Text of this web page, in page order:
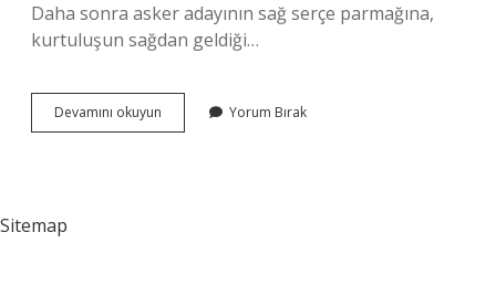
Daha sonra asker adayının sağ serçe parmağına,
kurtuluşun sağdan geldiği…
Devamını okuyun
Örtüsü
Yorum Bırak
Sitemap